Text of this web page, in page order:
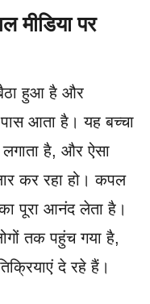
मीडिया पर
हुआ है और
आता है। यह बच्चा
है, और ऐसा
कर रहा हो। कपल
पूरा आनंद लेता है।
तक पहुंच गया है,
दे रहे हैं।